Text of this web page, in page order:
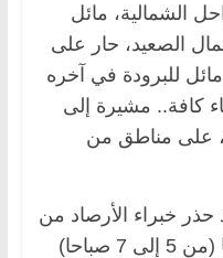
الشمالية، مائل
الصعيد، حار على
للبرودة في آخره
كافة.. مشيرة إلى
على مناطق من
حذر خبراء الأرصاد من
شبورة مائية تكون كثيفة أحيانا (من 5 إلى 7 صباحا)